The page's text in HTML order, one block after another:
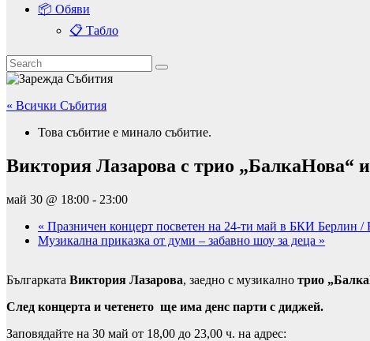
📦 Обяви
📋 Табло
« Всички Събития
Това събитие е минало събитие.
Виктория Лазарова с трио „БалкаНова“
май 30 @ 18:00 - 23:00
« Празничен концерт посветен на 24-ти май в БКИ Берлин /
Музикална приказка от думи – забавно шоу за деца »
Българката Виктория Лазарова, заедно с музикално трио
След концерта и четенето ще има денс парти с диджей.
Заповядайте на 30 май от 18,00 до 23,00 ч. на адрес: